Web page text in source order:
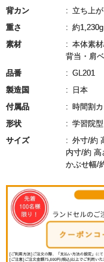
背カン
立ち上
重さ
約1,230g
素材
本体素
背当・肩
品番
GL201
製造国
日本
付属品
時間割
形状
学習院型
サイズ
外寸/約
内寸/約 高
かぶせ幅/